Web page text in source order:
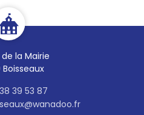
la Mairie
39 53 87
déchets